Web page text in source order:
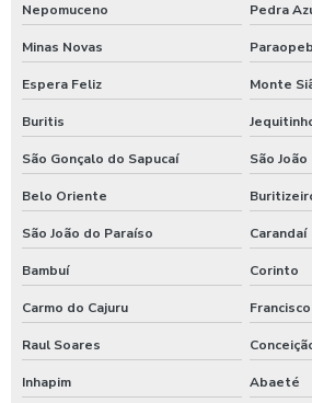
Sistema de lavagem para agro
Sistema de lavagem para agroindústria
Sistema de lavagem para transportadora
Sulfato de alumínio para tratamento de água
Sulfato de alumínio tratamento de efluente
Tarifador de banho para praia
Tarifador para calibrador
Tarifador para calibrador com fichas
Tarifador para calibrador com moedas
Nepomuceno Pedra
Minas Novas
Espera Feliz Monte
Buritis
São Gonçalo do Sapucaí São
Belo Oriente
São João do Paraíso Carandaí
Bambuí Corinto
Carmo do Cajuru
Raul Soares
Inhapim Abaeté